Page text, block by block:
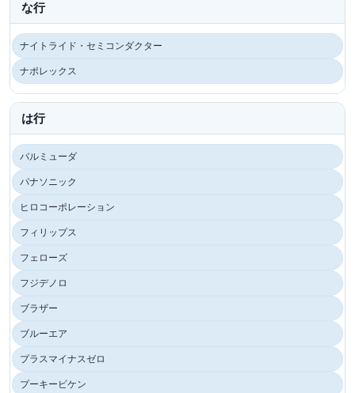
な行
ナイトライド・セミコンダクター
ナポレックス
は行
バルミューダ
パナソニック
ヒロコーポレーション
フィリップス
フェローズ
フジデノロ
ブラザー
ブルーエア
プラスマイナスゼロ
プーキービケン